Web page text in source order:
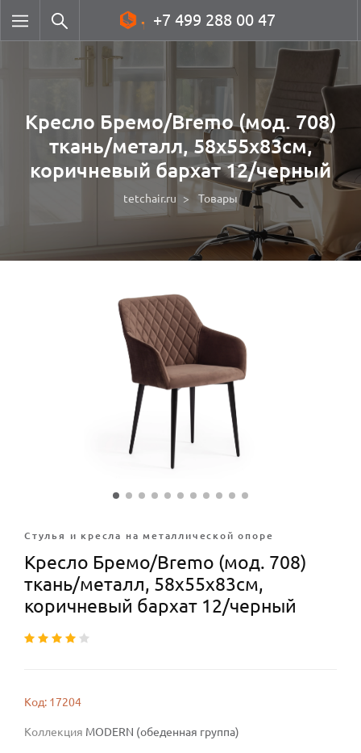
+7 499 288 00 47
Кресло Бремо/Bremo (мод. 708)
ткань/металл, 58х55х83см,
коричневый бархат 12/черный
tetchair.ru Товары
Стулья и кресла на металлической опоре
Кресло Бремо/Bremo (мод. 708)
ткань/металл, 58х55х83см,
коричневый бархат 12/черный
Код: 17204
Коллекция MODERN (обеденная группа)